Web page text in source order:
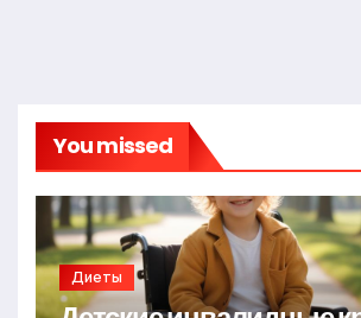
You missed
Диеты